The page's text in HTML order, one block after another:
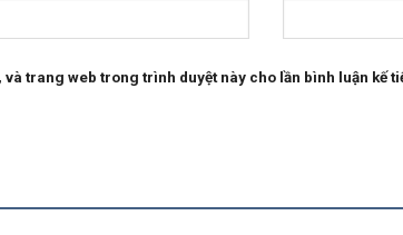
trang web trong trình duyệt này cho lần bình luận kế